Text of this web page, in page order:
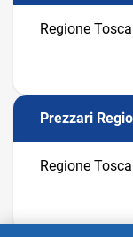
Regione
Prezzari
Regione